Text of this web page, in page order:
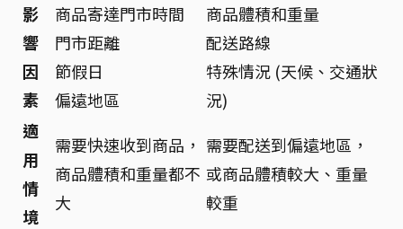
影
響
因
素
商品寄達門市時間
門市距離
節假日
偏遠地區
商品體積和重量
配送路線
特殊情況 (天候、交通狀
況)
適
用
情
境
需要快速收到商品，
商品體積和重量都不
大
需要配送到偏遠地區，
或商品體積較大、重量
較重